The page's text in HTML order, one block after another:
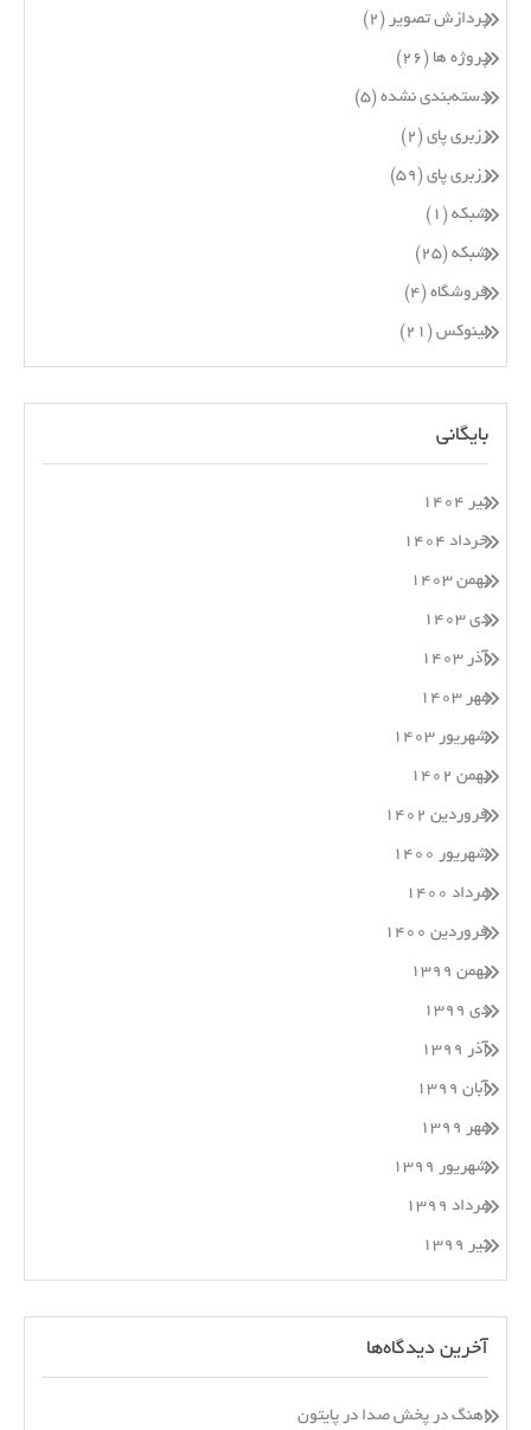
پردازش تصویر (۲)
پروژه ها (۲۶)
دسته‌بندی نشده (۵)
رزبری پای (۲)
رزبری پای (۵۹)
شبکه (۱)
شبکه (۲۵)
فروشگاه (۴)
لینوکس (۲۱)
بایگانی
تیر ۱۴۰۴
خرداد ۱۴۰۴
بهمن ۱۴۰۳
دی ۱۴۰۳
آذر ۱۴۰۳
مهر ۱۴۰۳
شهریور ۱۴۰۳
بهمن ۱۴۰۲
فروردین ۱۴۰۲
شهریور ۱۴۰۰
مرداد ۱۴۰۰
فروردین ۱۴۰۰
بهمن ۱۳۹۹
دی ۱۳۹۹
آذر ۱۳۹۹
آبان ۱۳۹۹
مهر ۱۳۹۹
شهریور ۱۳۹۹
مرداد ۱۳۹۹
تیر ۱۳۹۹
آخرین دیدگاه‌ها
اهنگ در پخش صدا در پایتون